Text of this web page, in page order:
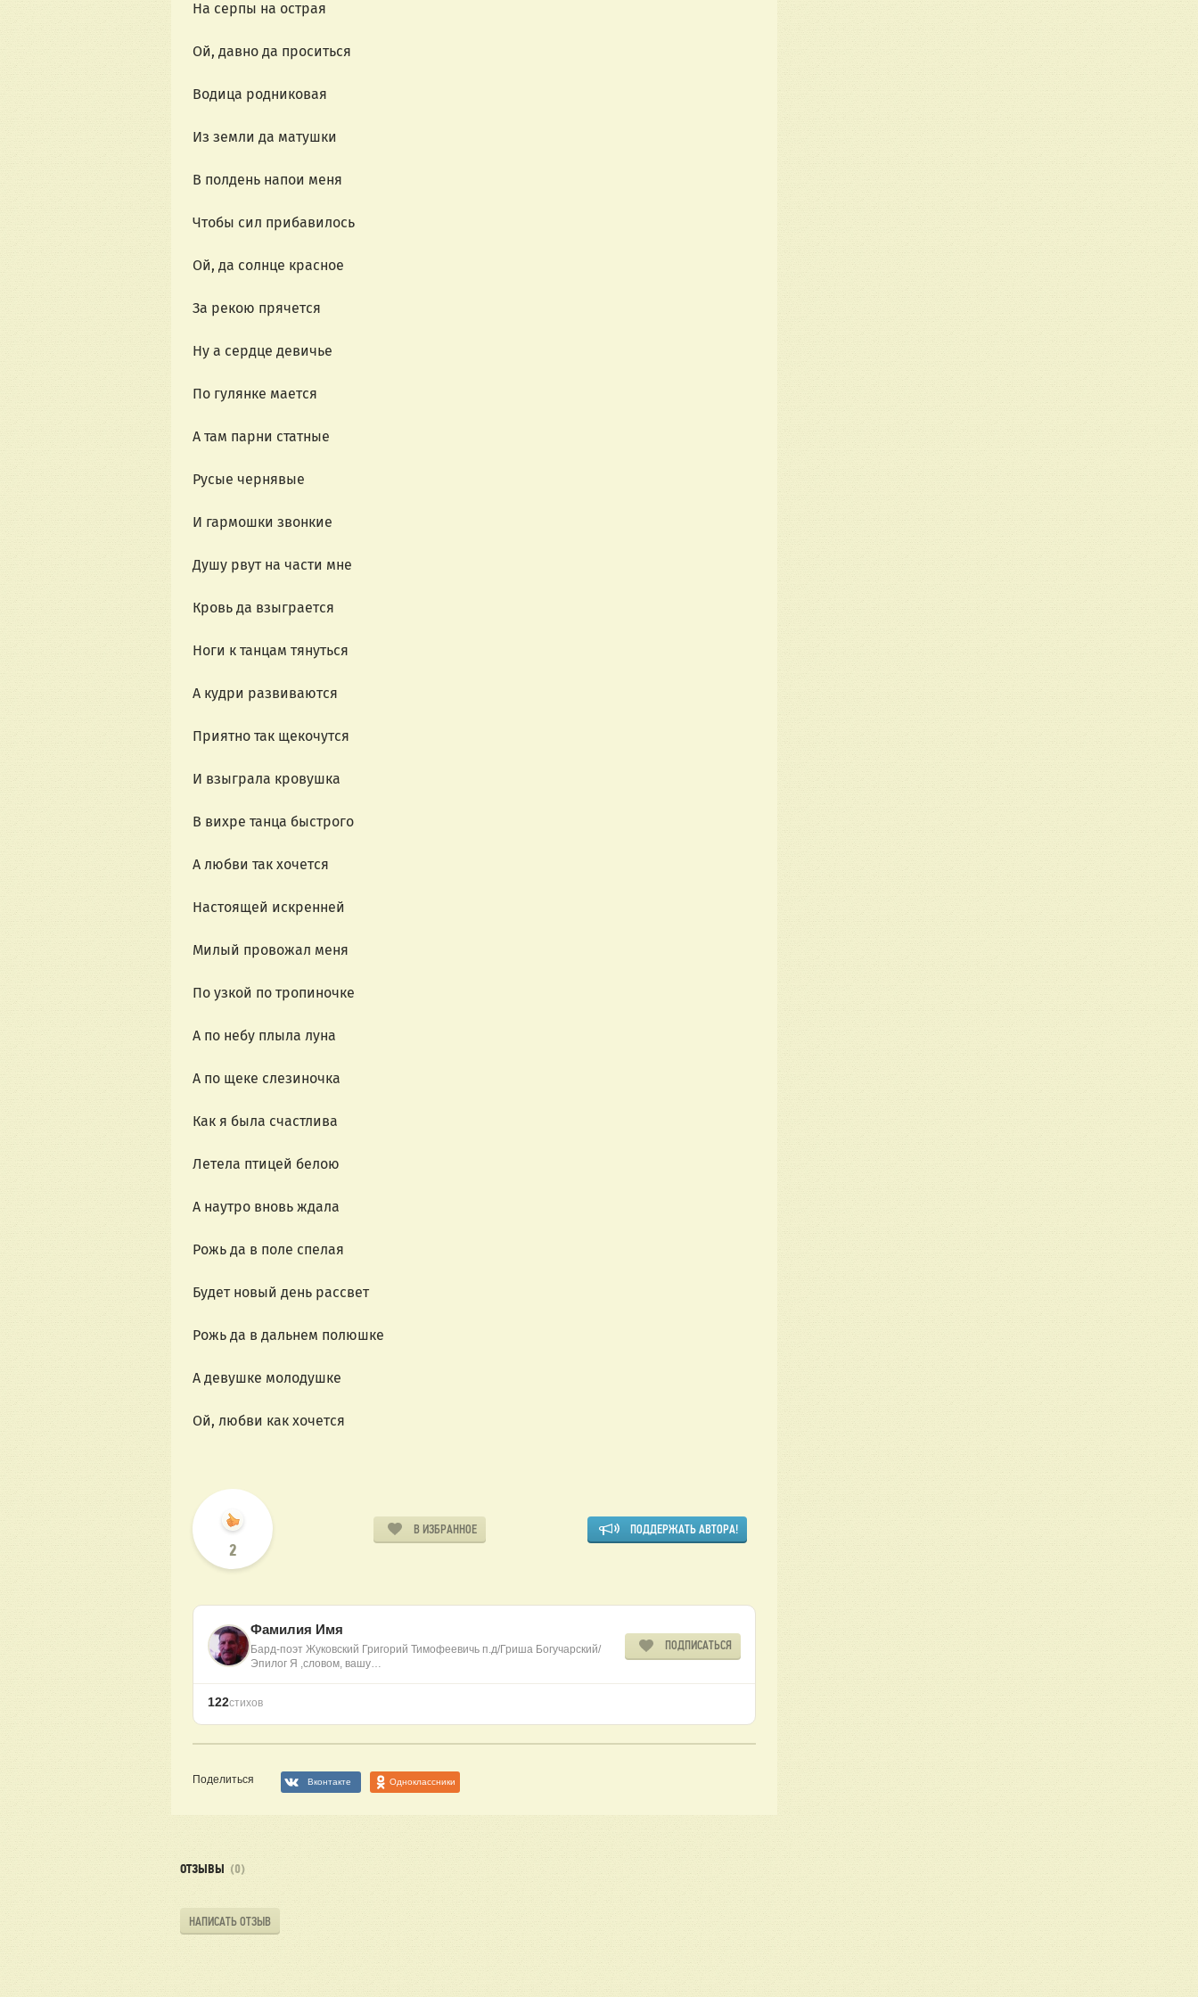
На серпы на острая
Ой, давно да проситься
Водица родниковая
Из земли да матушки
В полдень напои меня
Чтобы сил прибавилось
Ой, да солнце красное
За рекою прячется
Ну а сердце девичье
По гулянке мается
А там парни статные
Русые чернявые
И гармошки звонкие
Душу рвут на части мне
Кровь да взыграется
Ноги к танцам тянуться
А кудри развиваются
Приятно так щекочутся
И взыграла кровушка
В вихре танца быстрого
А любви так хочется
Настоящей искренней
Милый провожал меня
По узкой по тропиночке
А по небу плыла луна
А по щеке слезиночка
Как я была счастлива
Летела птицей белою
А наутро вновь ждала
Рожь да в поле спелая
Будет новый день рассвет
Рожь да в дальнем полюшке
А девушке молодушке
Ой, любви как хочется
2
В ИЗБРАННОЕ ПОДДЕРЖАТЬ АВТОРА!
Фамилия Имя
Бард-поэт Жуковский Григорий Тимофеевичь п.д/Гриша Богучарский/
Эпилог Я ,словом, вашу…
ПОДПИСАТЬСЯ
122стихов
Поделиться Вконтакте Одноклассники
ОТЗЫВЫ (0)
НАПИСАТЬ ОТЗЫВ